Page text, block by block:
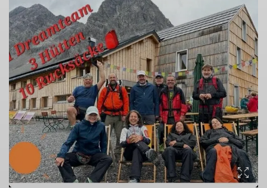
© DAV_Sinsheim